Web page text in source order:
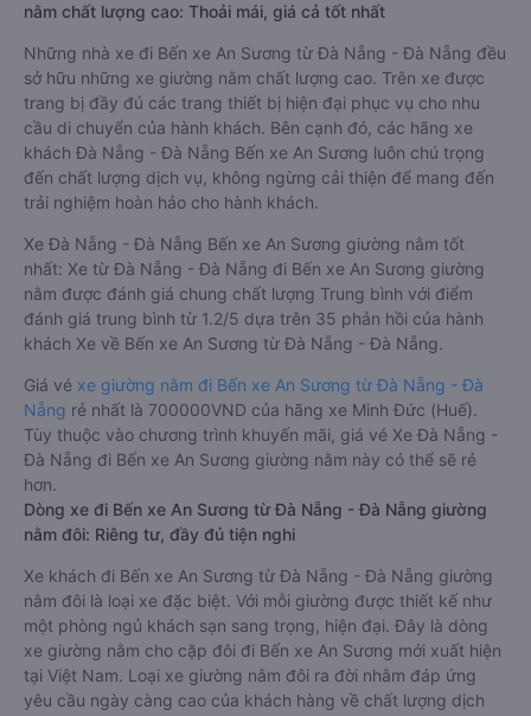
nằm chất lượng cao: Thoải mái, giá cả tốt nhất
Những nhà xe đi Bến xe An Sương từ Đà Nẵng - Đà Nẵng đều
sở hữu những xe giường nằm chất lượng cao. Trên xe được
trang bị đầy đủ các trang thiết bị hiện đại phục vụ cho nhu
cầu di chuyển của hành khách. Bên cạnh đó, các hãng xe
khách Đà Nẵng - Đà Nẵng Bến xe An Sương luôn chú trọng
đến chất lượng dịch vụ, không ngừng cải thiện để mang đến
trải nghiệm hoàn hảo cho hành khách.
Xe Đà Nẵng - Đà Nẵng Bến xe An Sương giường nằm tốt
nhất: Xe từ Đà Nẵng - Đà Nẵng đi Bến xe An Sương giường
nằm được đánh giá chung chất lượng Trung bình với điểm
đánh giá trung bình từ 1.2/5 dựa trên 35 phản hồi của hành
khách Xe về Bến xe An Sương từ Đà Nẵng - Đà Nẵng.
Giá vé xe giường nằm đi Bến xe An Sương từ Đà Nẵng - Đà
Nẵng rẻ nhất là 700000VND của hãng xe Minh Đức (Huế).
Tùy thuộc vào chương trình khuyến mãi, giá vé Xe Đà Nẵng -
Đà Nẵng đi Bến xe An Sương giường nằm này có thể sẽ rẻ
hơn.
Dòng xe đi Bến xe An Sương từ Đà Nẵng - Đà Nẵng giường
nằm đôi: Riêng tư, đầy đủ tiện nghi
Xe khách đi Bến xe An Sương từ Đà Nẵng - Đà Nẵng giường
nằm đôi là loại xe đặc biệt. Với mỗi giường được thiết kế như
một phòng ngủ khách sạn sang trọng, hiện đại. Đây là dòng
xe giường nằm cho cặp đôi đi Bến xe An Sương mới xuất hiện
tại Việt Nam. Loại xe giường nằm đôi ra đời nhằm đáp ứng
yêu cầu ngày càng cao của khách hàng về chất lượng dịch